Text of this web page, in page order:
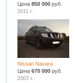
Цена850 000 руб.
2011 г.
Nissan Navara
Цена670 000 руб.
2007 г.